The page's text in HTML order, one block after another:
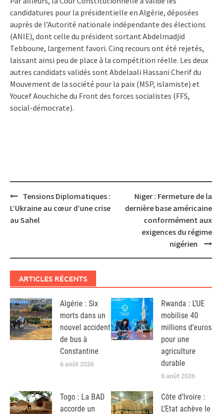
candidatures pour la présidentielle en Algérie, déposées
auprès de l’Autorité nationale indépendante des élections
(ANIE), dont celle du président sortant Abdelmadjid
Tebboune, largement favori. Cinq recours ont été rejetés,
laissant ainsi peu de place à la compétition réelle. Les deux
autres candidats validés sont Abdelaali Hassani Cherif du
Mouvement de la société pour la paix (MSP, islamiste) et
Youcef Aouchiche du Front des forces socialistes (FFS,
social-démocrate).
Post
navigation
Tensions Diplomatiques :
L’Ukraine au cœur d’une crise
au Sahel
Niger : Fermeture de la
dernière base américaine
conformément aux
exigences du régime
nigérien
ARTICLES RÉCENTS
Algérie : Six
morts dans un
nouvel accident
de bus à
Constantine
6 août 2026
Rwanda : L’UE
mobilise 40
millions d’euros
pour une
agriculture
durable
6 août 2026
Togo : La BAD
accorde un
Côte d’Ivoire :
L’Etat achève le